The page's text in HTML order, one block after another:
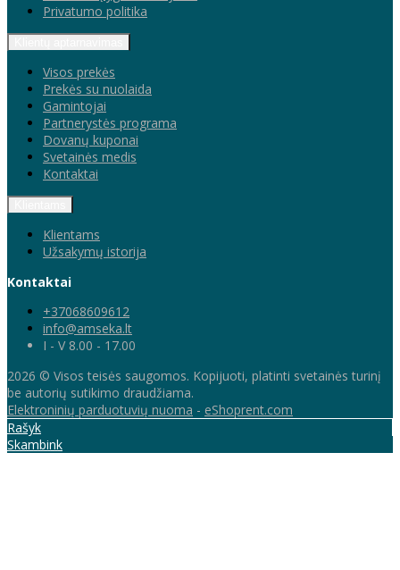
Privatumo politika
Visos prekės
Prekės su nuolaida
Gamintojai
Partnerystės programa
Dovanų kuponai
Svetainės medis
Kontaktai
Klientams
Užsakymų istorija
Kontaktai
+37068609612
info@amseka.lt
I - V 8.00 - 17.00
2026 © Visos teisės saugomos. Kopijuoti, platinti svetainės turinį
be autorių sutikimo draudžiama.
Elektroninių parduotuvių nuoma - eShoprent.com
Rašyk
Skambink